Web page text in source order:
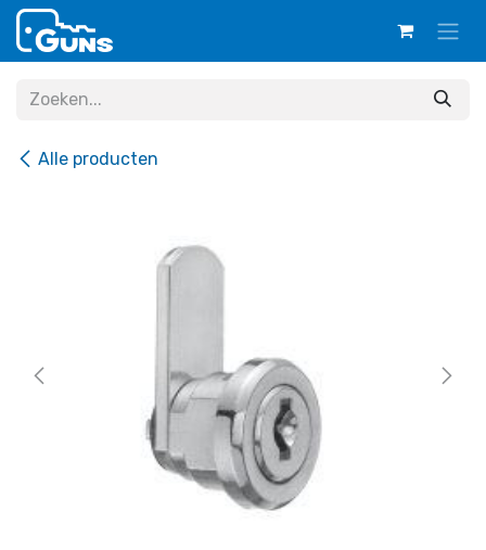
Overslaan naar inhoud
Alle producten